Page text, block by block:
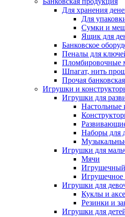
Для хранения
Для
Сумки и
Ящик для
Банковское
Пеналы для
Пломбировочные
Шпагат, нить
Прочая
Игрушки и
Игрушки для
Настольные
Наборы для
Игрушки для
Мячи
Игрушечный
Игрушечное
Игрушки для
Куклы и
Резинки и
Игрушки для